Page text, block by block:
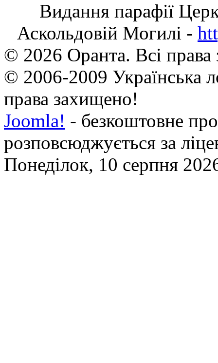
Видання парафії
Аскольдовій Могилі -
© 2026 Оранта. Всі
© 2006-2009 Українська
права захищено!
Joomla! - безкоштовне
розповсюджується за
Понеділок, 10 серпня